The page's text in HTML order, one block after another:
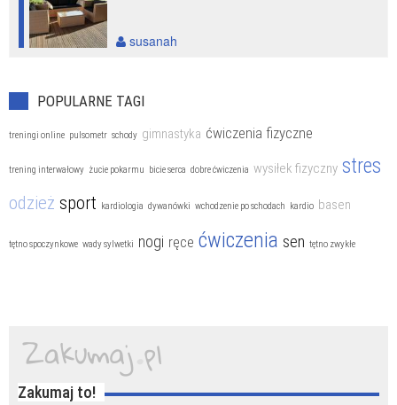
susanah
POPULARNE TAGI
treningi online pulsometr schody gimnastyka ćwiczenia fizyczne
trening interwałowy żucie pokarmu bicie serca dobre ćwiczenia wysiłek fizyczny stres
odzież sport kardiologia dywanówki wchodzenie po schodach kardio basen
tętno spoczynkowe wady sylwetki nogi ręce ćwiczenia sen tętno zwykłe
Zakumaj to!